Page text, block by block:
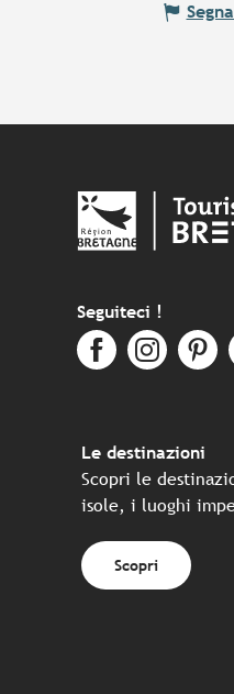
Seguiteci !
Le destinazioni
Scopri le
isole, i luoghi
Scopri